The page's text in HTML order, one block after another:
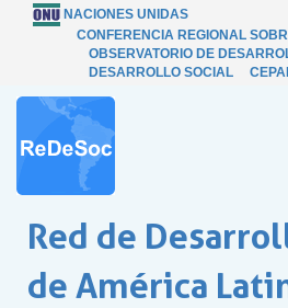
NACIONES UNIDAS
CONFERENCIA REGIONAL
OBSERVATORIO DE
DESARROLLO SOCIAL
Red de
de América